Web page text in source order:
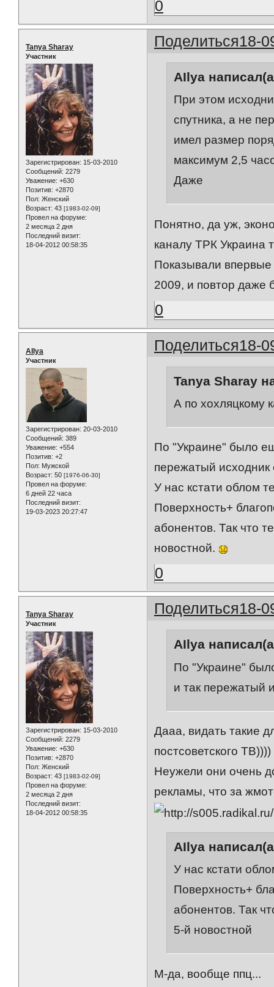
0
Поделиться18-
Tanya Sharay
Участник
Зарегистрирован: 15-03-2010
Сообщений: 2279
Уважение: +630
Позитив: +2870
Пол: Женский
Возраст: 43 [1983-02-09]
Провел на форуме:
2 месяца 2 дня
Последний визит:
18-04-2012 00:58:35
AIlya
При этом
спутника, а не
имел размер
максимум 2,5
Даже
Понятно, да уж,
каналу ТРК Украина
Показывали
2009, и повтор даже
0
Поделиться18-
AIlya
Участник
Зарегистрирован: 20-03-2010
Сообщений: 389
Уважение: +554
Позитив: +2
Пол: Мужской
Возраст: 50 [1976-06-30]
Провел на форуме:
6 дней 22 часа
Последний визит:
19-03-2023 20:27:47
Tanya Sharay
А по хохляцкому
По "Украине" было
пережатый
У нас кстати облом
Поверхность+
абонентов. Так что
новостной.
0
Поделиться18-
Tanya Sharay
Участник
Зарегистрирован: 15-03-2010
Сообщений: 2279
Уважение: +630
Позитив: +2870
Пол: Женский
Возраст: 43 [1983-02-09]
Провел на форуме:
2 месяца 2 дня
Последний визит:
18-04-2012 00:58:35
AIlya
По "Украине"
и так пережатый
Дааа, видать такие
постсоветского
Неужели они очень
рекламы, что за
AIlya
У нас кстати
Поверхность+
абонентов. Так
5-й новостной
М-да, вообще ппц...